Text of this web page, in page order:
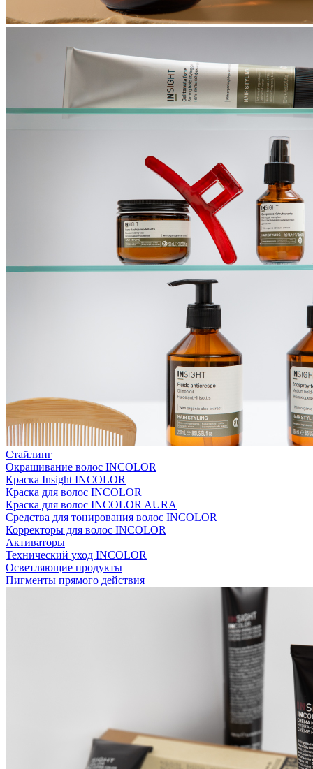
Стайлинг
Окрашивание волос INCOLOR
Краска Insight INCOLOR
Краска для волос INCOLOR
Краска для волос INCOLOR AURA
Средства для тонирования волос INCOLOR
Корректоры для волос INCOLOR
Активаторы
Технический уход INCOLOR
Осветляющие продукты
Пигменты прямого действия